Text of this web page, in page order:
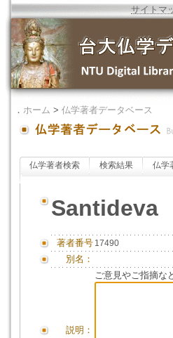
サイトマ
． ホーム > 仏学著者データベース
仏学著者検索 検索結果 仏学
Santideva
著者番号 17490
別名：
説明：
ご意見やご指摘な